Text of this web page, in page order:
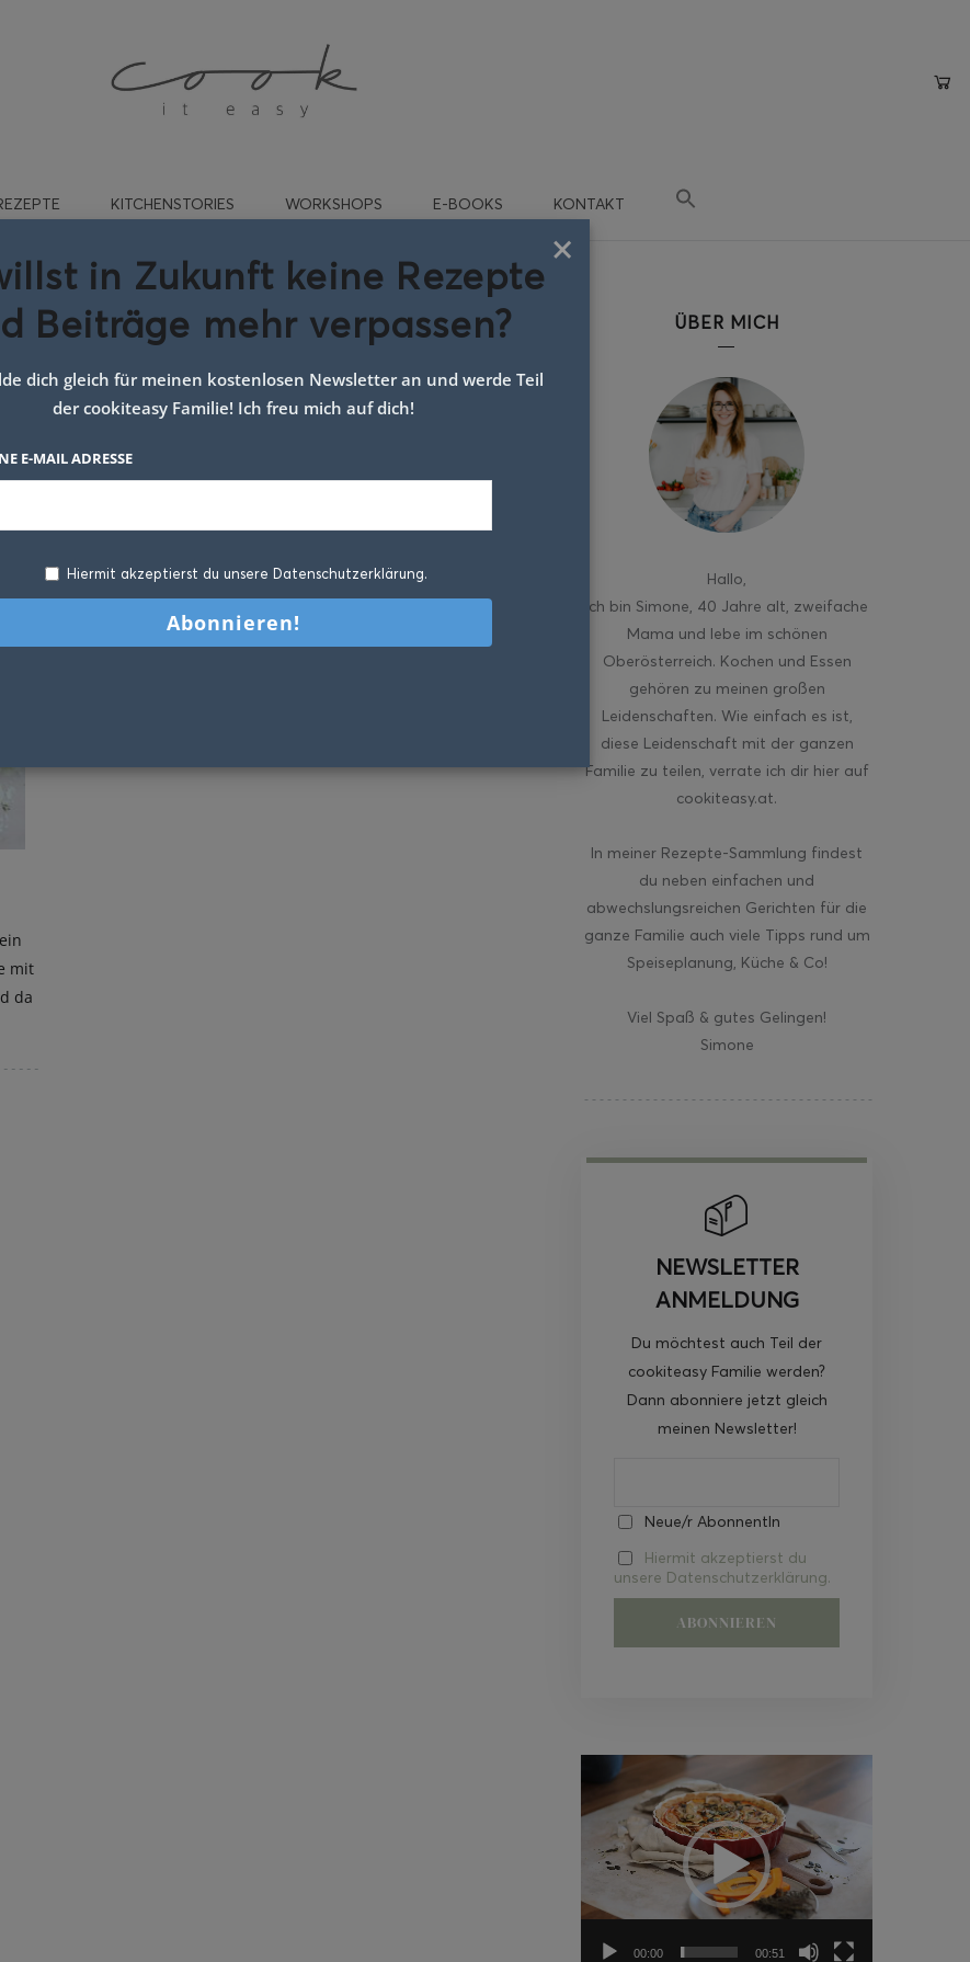
KITCHENSTORIES WORKSHOPS E-BOOKS KONTAKT
topfenheidelbeer
mit
da
ÜBER MICH
Hallo
ich bin Simone, 40 Jahre alt, zweifache
Mama und lebe im schönen
Oberösterreich. Kochen und Essen
gehören zu meinen großen
Leidenschaften. Wie einfach es ist,
diese Leidenschaft mit der ganzen
Familie zu teilen, verrate ich dir hier auf
cookiteasy.at.
In meiner Rezepte-Sammlung findest
du neben einfachen und
abwechslungsreichen Gerichten für die
ganze Familie auch viele Tipps rund um
Speiseplanung, Küche & Co!
Viel Spaß & gutes Gelingen!
Simone
NEWSLETTER
ANMELDUNG
Du möchtest auch Teil der
cookiteasy Familie werden?
Dann abonniere jetzt gleich
meinen Newsletter!
Neue/r AbonnentIn
Hiermit akzeptierst du
unsere Datenschutzerklärung.
Video-
Player
00:00 00:51
×
in Zukunft keine Rezepte
Beiträge mehr verpassen?
dich gleich für meinen kostenlosen Newsletter an und werde Teil
der cookiteasy Familie! Ich freu mich auf dich!
E-MAIL ADRESSE
Hiermit akzeptierst du unsere Datenschutzerklärung.